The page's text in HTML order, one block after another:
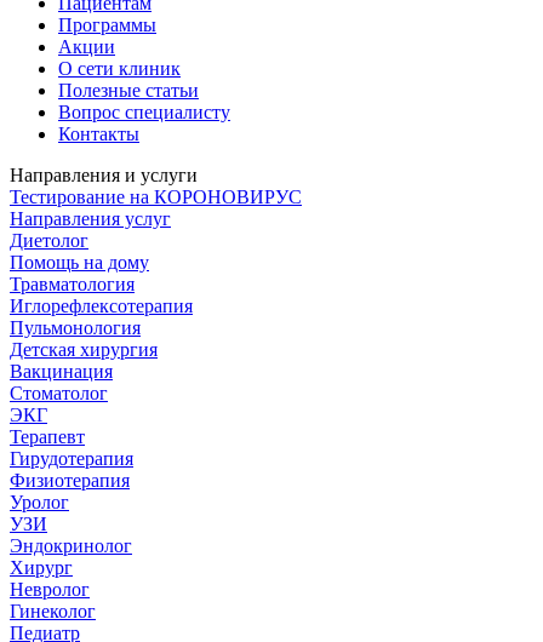
Программы
Акции
О сети клиник
Полезные статьи
Вопрос специалисту
Контакты
Направления и услуги
Тестирование на КОРОНОВИРУС
Направления услуг
Диетолог
Помощь на дому
Травматология
Иглорефлексотерапия
Пульмонология
Детская хирургия
Вакцинация
Стоматолог
ЭКГ
Терапевт
Гирудотерапия
Физиотерапия
Уролог
УЗИ
Эндокринолог
Хирург
Невролог
Гинеколог
Педиатр